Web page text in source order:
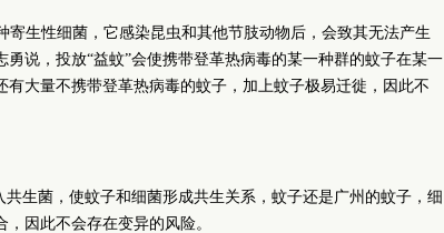
寄生性细菌，它感染昆虫和其他节肢动物后，会致其无法产生
说，投放“益蚊”会使携带登革热病毒的某一种群的蚊子在某一
大量不携带登革热病毒的蚊子，加上蚊子极易迁徙，因此不
生菌，使蚊子和细菌形成共生关系，蚊子还是广州的蚊子，细
因此不会存在变异的风险。